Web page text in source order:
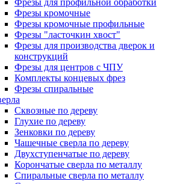
Фрезы для профильной обработки
Фрезы кромочные
Фрезы кромочные профильные
Фрезы "ласточкин хвост"
Фрезы для производства дверок и
конструкций
Фрезы для центров с ЧПУ
Комплекты концевых фрез
Фрезы спиральные
Сквозные по дереву
Глухие по дереву
Зенковки по дереву
Чашечные сверла по дереву
Двухступенчатые по дереву
Корончатые сверла по металлу
Спиральные сверла по металлу